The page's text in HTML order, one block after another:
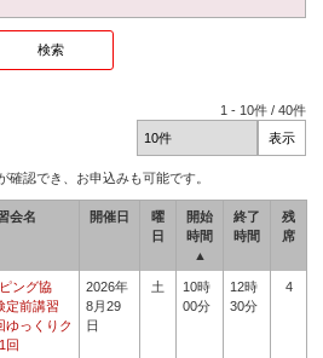
1 - 10件 /40件
認でき、お申込みも可能です。
会名 開催日
曜
日
開始
時間
▲
終了
時間
残
席
ング協
前講習
っくりク
回
2026年
8月29
日
土
10時
00分
12時
30分
4